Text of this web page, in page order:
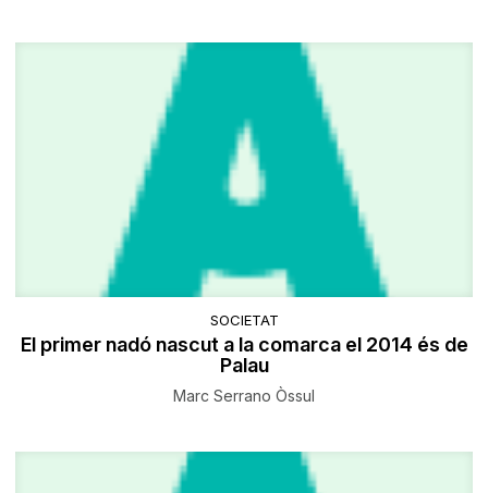
SOCIETAT
El primer nadó nascut a la comarca el 2014 és de
Palau
Marc Serrano Òssul